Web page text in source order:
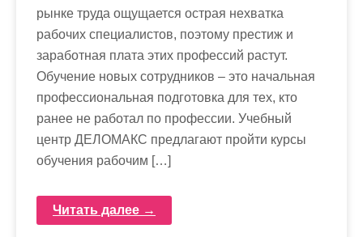
рынке труда ощущается острая нехватка
рабочих специалистов, поэтому престиж и
заработная плата этих профессий растут.
Обучение новых сотрудников – это начальная
профессиональная подготовка для тех, кто
ранее не работал по профессии. Учебный
центр ДЕЛОМАКС предлагают пройти курсы
обучения рабочим […]
Читать далее →